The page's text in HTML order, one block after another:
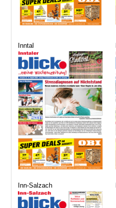
Inntal
Inn-Salzach